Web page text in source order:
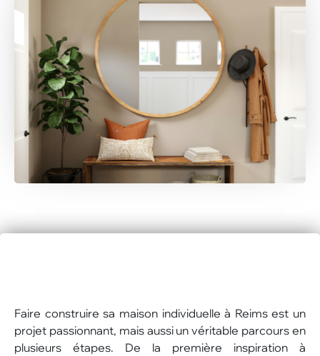
Faire construire sa maison individuelle à Reims est un
projet passionnant, mais aussi un véritable parcours en
plusieurs étapes. De la première inspiration à